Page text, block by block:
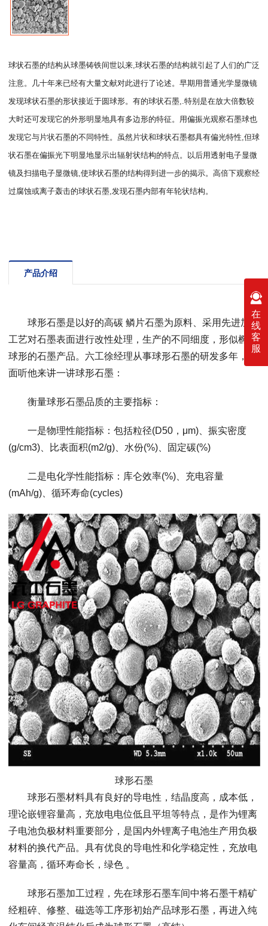
球状石墨的结构从球墨铸铁间世以来,球状石墨的结构就引起了人们的广泛
注意。几十年来已经有大量文献对此进行了论述。早期用普通光学显微镜
发现球状石墨的形状接近于圆球形。有的球状石墨,.特别是在放大倍数较
大时还可发现它的外形明显地具有多边形的特征。用偏振光观察石墨球也
发现它与片状石墨的不同特性。虽然片状和球状石墨都具有偏光特性,但球
状石墨在偏振光下明显地显示出辐射状结构的特点。以后用透射电子显微
镜及扫描电子显微镜,使球状石墨的结构得到进一步的揭示。高倍下观察经
过腐蚀或离子轰击的球状石墨,发现石墨内部有年轮状结构。
产品介绍
球形石墨是以好的高碳 鳞片石墨为原料、采用先进加工
工艺对石墨表面进行改性处理，生产的不同细度，形似椭圆
球形的石墨产品。六工徐经理从事球形石墨的研发多年，下
面听他来讲一讲球形石墨：
衡量球形石墨品质的主要指标：
一是物理性能指标：包括粒径(D50，μm)、振实密度
(g/cm3)、比表面积(m2/g)、水份(%)、固定碳(%)
二是电化学性能指标：库仑效率(%)、充电容量
(mAh/g)、循环寿命(cycles)
球形石墨
球形石墨材料具有良好的导电性，结晶度高，成本低，
理论嵌锂容量高，充放电电位低且平坦等特点，是作为锂离
子电池负极材料重要部分，是国内外锂离子电池生产用负极
材料的换代产品。具有优良的导电性和化学稳定性，充放电
容量高，循环寿命长，绿色 。
球形石墨加工过程，先在球形石墨车间中将石墨干精矿
经粗碎、修整、磁选等工序形初始产品球形石墨，再进入纯
在
线
客
服